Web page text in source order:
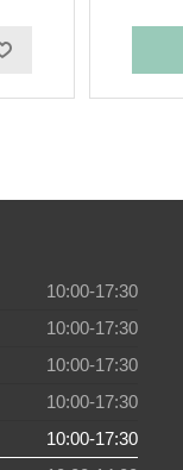
10:00-17:30
10:00-17:30
10:00-17:30
10:00-17:30
10:00-17:30